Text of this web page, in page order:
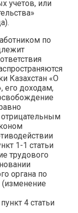
учетов, или
по
Казахстан «О
его доходам,
1-1 статьи
трудового
органа по
4 статьи